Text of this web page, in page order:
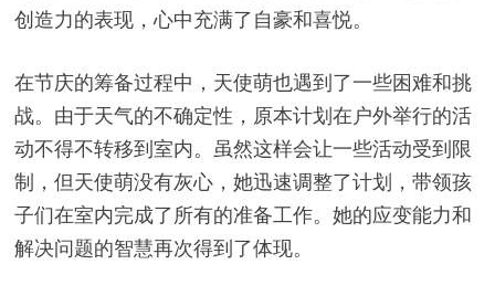
创造力的表现，心中充满了自豪和喜悦。
在节庆的筹备过程中，天使萌也遇到了一些困难和挑
战。由于天气的不确定性，原本计划在户外举行的活
动不得不转移到室内。虽然这样会让一些活动受到限
制，但天使萌没有灰心，她迅速调整了计划，带领孩
子们在室内完成了所有的准备工作。她的应变能力和
解决问题的智慧再次得到了体现。